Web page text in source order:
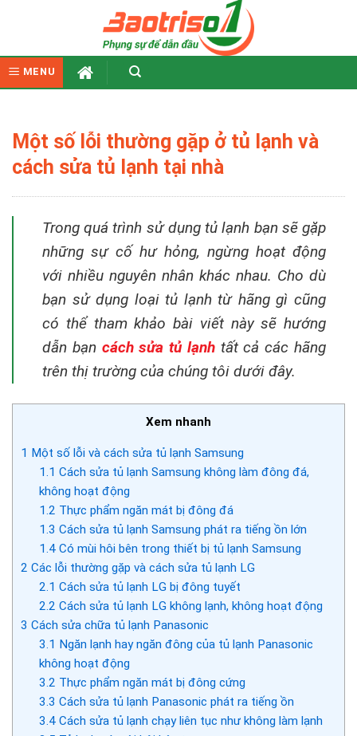
MENU
Một số lỗi thường gặp ở tủ lạnh và
cách sửa tủ lạnh tại nhà
Trong quá trình sử dụng tủ lạnh bạn sẽ gặp
những sự cố hư hỏng, ngừng hoạt động
với nhiều nguyên nhân khác nhau. Cho dù
bạn sử dụng loại tủ lạnh từ hãng gì cũng
có thể tham khảo bài viết này sẽ hướng
dẫn bạn cách sửa tủ lạnhtất cả các hãng
trên thị trường của chúng tôi dưới đây.
Xem nhanh
1 Một số lỗi và cách sửa tủ lạnh Samsung
1.1 Cách sửa tủ lạnh Samsung không làm đông đá,
không hoạt động
1.2 Thực phẩm ngăn mát bị đông đá
1.3 Cách sửa tủ lạnh Samsung phát ra tiếng ồn lớn
1.4Có mùi hôi bên trong thiết bị tủ lạnh Samsung
2 Các lỗi thường gặp và cách sửa tủ lạnh LG
2.1 Cách sửa tủ lạnh LG bị đông tuyết
2.2 Cách sửa tủ lạnh LG không lạnh, không hoạt động
3 Cách sửa chữa tủ lạnh Panasonic
3.1 Ngăn lạnh hay ngăn đông của tủ lạnh Panasonic
không hoạt động
3.2 Thực phẩm ngăn mát bị đông cứng
3.3 Cách sửa tủ lạnh Panasonic phát ra tiếng ồn
3.4Cách sửa tủ lạnh chạy liên tục như không làm lạnh